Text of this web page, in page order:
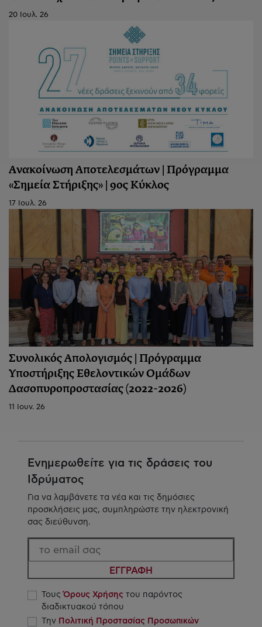
20 Ιουλ. 26
Ανακοίνωση Aποτελεσμάτων | Πρόγραμμα
«Σημεία Στήριξης» | 9ος Κύκλος
17 Ιουλ. 26
Συνολικός Απολογισμός | Πρόγραμμα
Υποστήριξης Εθελοντικών Ομάδων
Δασοπυροπροστασίας (2022-2026)
11 Ιουν. 26
Ενημερωθείτε για τις δράσεις του
Ιδρύματος
Για να λαμβάνετε τα νέα και τις δημόσιες
προσκλήσεις μας, συμπληρώστε την ηλεκτρονική
σας διεύθυνση.
ΕΓΓΡΑΦΗ
ΤουςΌρους Χρήσης του παρόντος
διαδικτυακού τόπου
Την Πολιτική Προστασίας Προσωπικών